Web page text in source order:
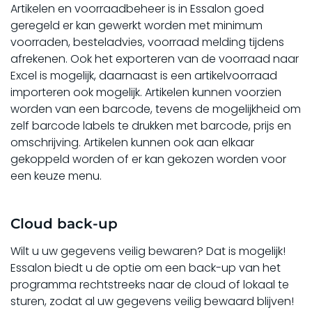
Artikelen en voorraadbeheer is in Essalon goed
geregeld er kan gewerkt worden met minimum
voorraden, besteladvies, voorraad melding tijdens
afrekenen. Ook het exporteren van de voorraad naar
Excel is mogelijk, daarnaast is een artikelvoorraad
importeren ook mogelijk. Artikelen kunnen voorzien
worden van een barcode, tevens de mogelijkheid om
zelf barcode labels te drukken met barcode, prijs en
omschrijving. Artikelen kunnen ook aan elkaar
gekoppeld worden of er kan gekozen worden voor
een keuze menu.
Cloud back-up
Wilt u uw gegevens veilig bewaren? Dat is mogelijk!
Essalon biedt u de optie om een back-up van het
programma rechtstreeks naar de cloud of lokaal te
sturen, zodat al uw gegevens veilig bewaard blijven!